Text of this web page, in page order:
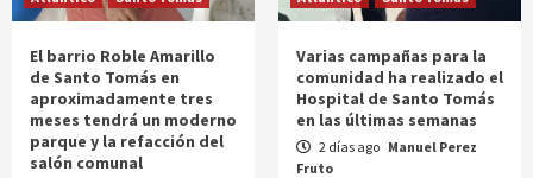
El barrio Roble Amarillo
de Santo Tomás en
aproximadamente tres
meses tendrá un moderno
parque y la refacción del
salón comunal
Varias campañas para la
comunidad ha realizado el
Hospital de Santo Tomás
en las últimas semanas
2 días ago Manuel Perez
Fruto